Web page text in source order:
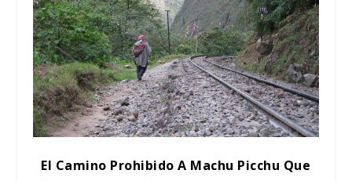
El Camino Prohibido A Machu Picchu Que